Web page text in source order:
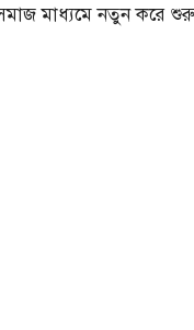
মাধ্যমে নতুন করে শুরু